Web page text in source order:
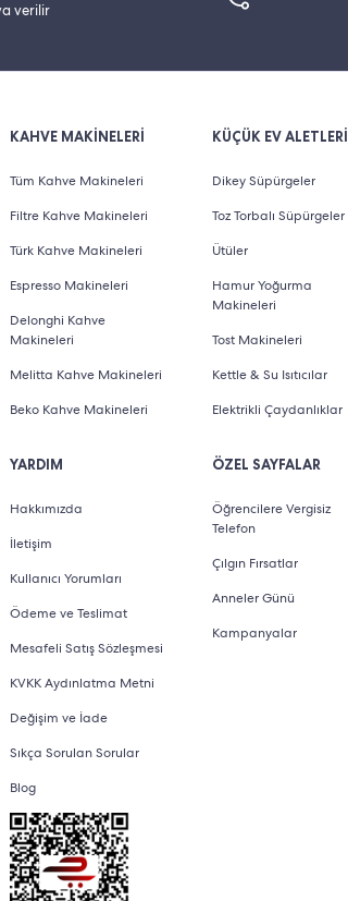
verilir
KAHVE MAKİNELERİ
Tüm Kahve Makineleri
Filtre Kahve Makineleri
Türk Kahve Makineleri
Espresso Makineleri
Delonghi Kahve
Makineleri
Melitta Kahve Makineleri
Beko Kahve Makineleri
YARDIM
Hakkımızda
İletişim
Kullanıcı Yorumları
Ödeme ve Teslimat
Mesafeli Satış Sözleşmesi
KVKK Aydınlatma Metni
Değişim ve İade
Sıkça Sorulan Sorular
Blog
KÜÇÜK EV ALETLERİ
Dikey Süpürgeler
Toz Torbalı Süpürgeler
Ütüler
Hamur Yoğurma
Makineleri
Tost Makineleri
Kettle & Su Isıtıcılar
Elektrikli Çaydanlıklar
ÖZEL SAYFALAR
Öğrencilere Vergisiz
Telefon
Çılgın Fırsatlar
Anneler Günü
Kampanyalar